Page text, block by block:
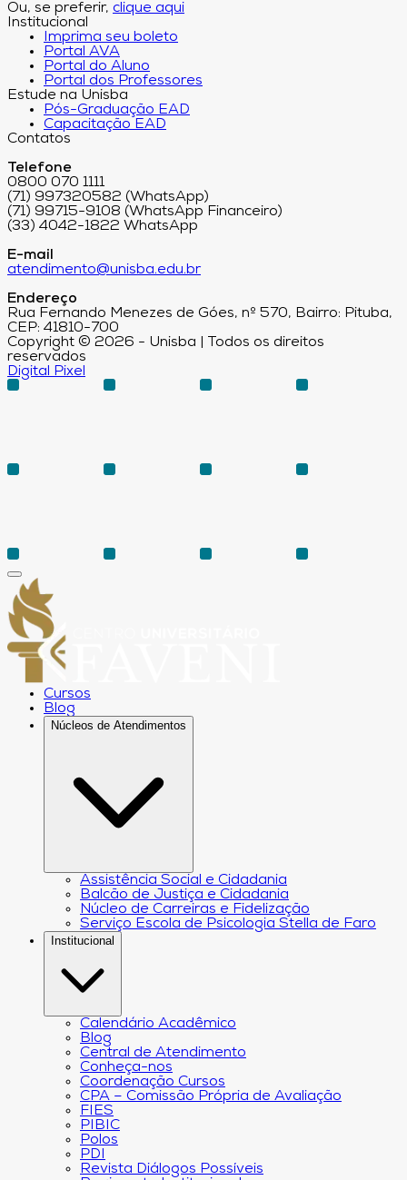
Ou, se preferir, clique aqui
Institucional
Imprima seu boleto
Portal AVA
Portal do Aluno
Portal dos Professores
Estude na Unisba
Pós-Graduação EAD
Capacitação EAD
Contatos
Telefone
0800 070 1111
(71) 997320582 (WhatsApp)
(71) 99715-9108 (WhatsApp Financeiro)
(33) 4042-1822 WhatsApp
E-mail
atendimento@unisba.edu.br
Endereço
Rua Fernando Menezes de Góes, nº 570, Bairro: Pituba,
CEP: 41810-700
Copyright © 2026 - Unisba | Todos os direitos
reservados
Digital Pixel
Cursos
Blog
Núcleos de Atendimentos
Assistência Social e Cidadania
Balcão de Justiça e Cidadania
Núcleo de Carreiras e Fidelização
Serviço Escola de Psicologia Stella de Faro
Institucional
Calendário Acadêmico
Blog
Central de Atendimento
Conheça-nos
Coordenação Cursos
CPA – Comissão Própria de Avaliação
FIES
PIBIC
Polos
PDI
Revista Diálogos Possíveis